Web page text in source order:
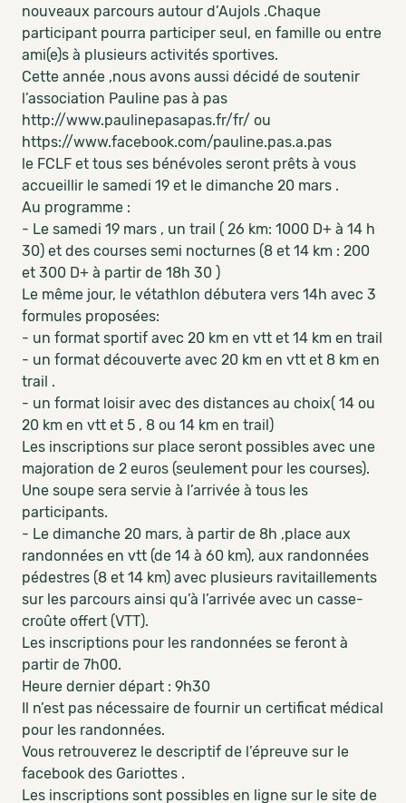
nouveaux parcours autour d’Aujols .Chaque
participant pourra participer seul, en famille ou entre
ami(e)s à plusieurs activités sportives.
Cette année ,nous avons aussi décidé de soutenir
l’association Pauline pas à pas
http://www.paulinepasapas.fr/fr/ ou
https://www.facebook.com/pauline.pas.a.pas
le FCLF et tous ses bénévoles seront prêts à vous
accueillir le samedi 19 et le dimanche 20 mars .
Au programme :
- Le samedi 19 mars , un trail ( 26 km: 1000 D+ à 14 h
30) et des courses semi nocturnes (8 et 14 km : 200
et 300 D+ à partir de 18h 30 )
Le même jour, le vétathlon débutera vers 14h avec 3
formules proposées:
- un format sportif avec 20 km en vtt et 14 km en trail
- un format découverte avec 20 km en vtt et 8 km en
trail .
- un format loisir avec des distances au choix( 14 ou
20 km en vtt et 5 , 8 ou 14 km en trail)
Les inscriptions sur place seront possibles avec une
majoration de 2 euros (seulement pour les courses).
Une soupe sera servie à l’arrivée à tous les
participants.
- Le dimanche 20 mars, à partir de 8h ,place aux
randonnées en vtt (de 14 à 60 km), aux randonnées
pédestres (8 et 14 km) avec plusieurs ravitaillements
sur les parcours ainsi qu’à l’arrivée avec un casse-
croûte offert (VTT).
Les inscriptions pour les randonnées se feront à
partir de 7h00.
Heure dernier départ : 9h30
Il n’est pas nécessaire de fournir un certificat médical
pour les randonnées.
Vous retrouverez le descriptif de l’épreuve sur le
facebook des Gariottes .
Les inscriptions sont possibles en ligne sur le site de